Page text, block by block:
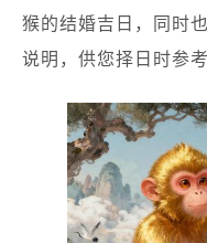
猴的结婚吉日，同时
说明，供您择日时参考